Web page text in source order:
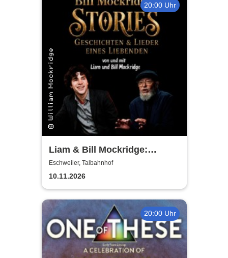
20:00 Uhr
Liam & Bill Mockridge:
STORIES - Geschichten &
Lieder eines Liebenden
Eschweiler, Talbahnhof
10.11.2026
20:00 Uhr